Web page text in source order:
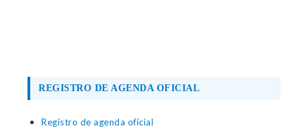
REGISTRO DE AGENDA OFICIAL
Registro de agenda oficial